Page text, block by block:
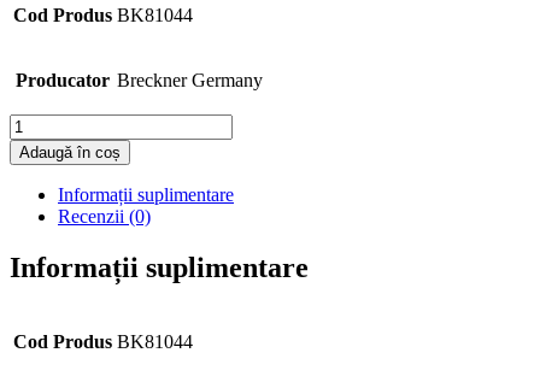
Cod Produs BK81044
Producator Breckner Germany
Cantitate
Adaugă în coș
Informații suplimentare
Recenzii (0)
Informații suplimentare
Cod Produs BK81044